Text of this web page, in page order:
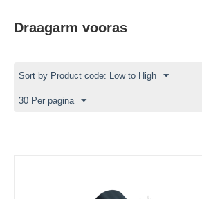
Draagarm vooras
Sort by Product code: Low to High
30 Per pagina